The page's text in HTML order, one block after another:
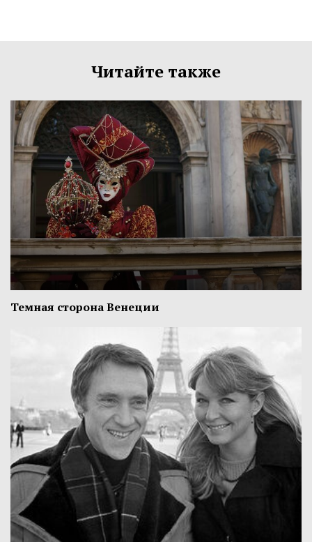
Читайте также
Темная сторона Венеции